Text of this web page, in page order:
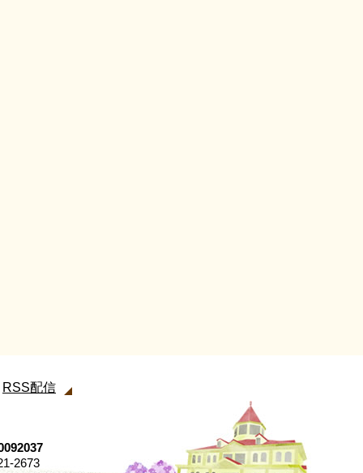
RSS配信
2673